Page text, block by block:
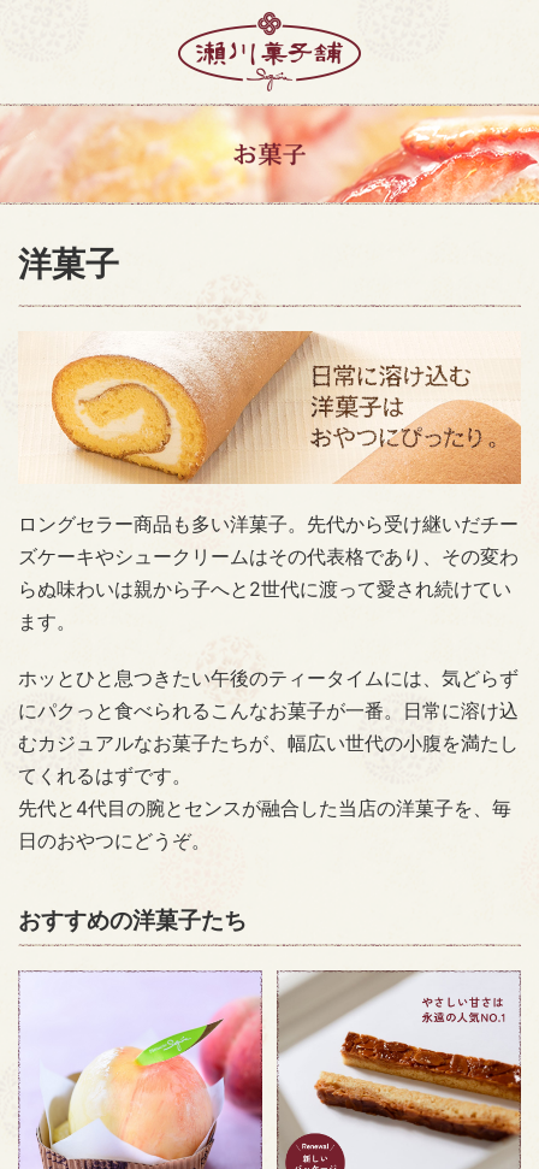
洋菓子
ロングセラー商品も多い洋菓子。先代から受け継いだチー
ズケーキやシュークリームはその代表格であり、その変わ
らぬ味わいは親から子へと2世代に渡って愛され続けてい
ます。
ホッとひと息つきたい午後のティータイムには、気どらず
にパクっと食べられるこんなお菓子が一番。日常に溶け込
むカジュアルなお菓子たちが、幅広い世代の小腹を満たし
てくれるはずです。
先代と4代目の腕とセンスが融合した当店の洋菓子を、毎
日のおやつにどうぞ。
おすすめの洋菓子たち